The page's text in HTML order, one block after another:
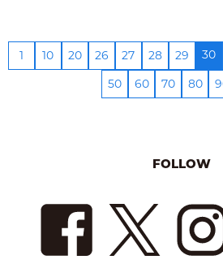
1 10 20 26 27 28 29 30
50
60 70 80
FOLLOW